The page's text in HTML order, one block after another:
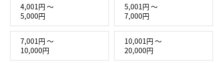
4,001円 ～
5,000円
5,001円 ～
7,000円
7,001円 ～
10,000円
10,001円 ～
20,000円